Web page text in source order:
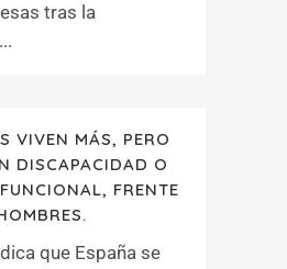
tras la
VIVEN MÁS, PERO
DISCAPACIDAD O
FRENTE
que España se